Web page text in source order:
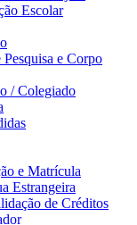
Escolar
e Corpo
/ Colegiado
e Matrícula
Estrangeira
de Créditos